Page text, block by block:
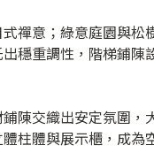
禪意；綠意庭園與松
穩重調性，階梯鋪陳
陳交織出安定氛圍，
柱體與展示櫃，成為